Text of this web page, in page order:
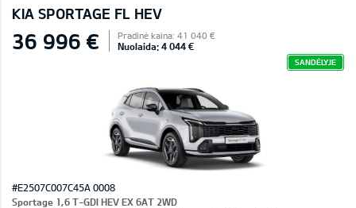
KIA SPORTAGE FL HEV
36 996 € Pradinė kaina: 41 040 €
Nuolaida: 4 044 €
SANDĖLYJE
#E2507C007C45A 0008
Sportage 1,6 T-GDI HEV EX 6AT 2WD